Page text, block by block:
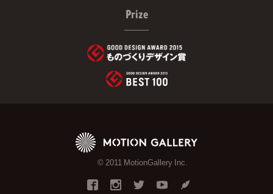
Prize
© 2011 MotionGallery Inc.